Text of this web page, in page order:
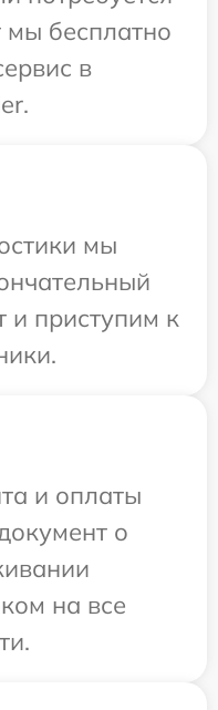
бесплатно
в
мы
и приступим к
и оплаты
о
на все